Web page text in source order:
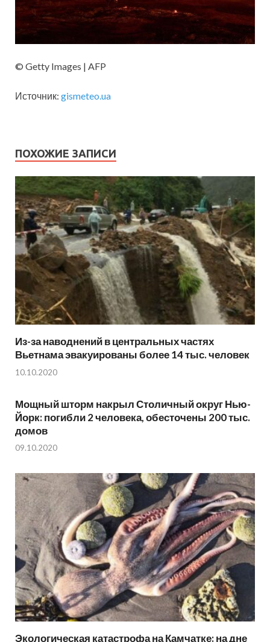
© Getty Images | AFP
Источник: gismeteo.ua
ПОХОЖИЕ ЗАПИСИ
Из-за наводнений в центральных частях
Вьетнама эвакуированы более 14 тыс. человек
10.10.2020
Мощный шторм накрыл Столичный округ Нью-
Йорк: погибли 2 человека, обесточены 200 тыс.
домов
09.10.2020
Экологическая катастрофа на Камчатке: на дне